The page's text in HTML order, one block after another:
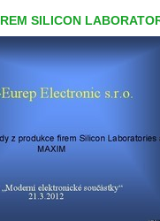
SILICON